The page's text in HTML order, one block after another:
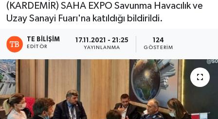
(KARDEMİR) SAHA EXPO Savunma Havacılık ve
Uzay Sanayi Fuarı'na katıldığı bildirildi.
TE BILIŞIM
EDITÖR
17.11.2021 - 21:25
YAYINLANMA
124
GÖSTERIM
Süper Lig Puan Durumu ve Fikstür
Tüm Manşetler
Son Dakika Haberleri